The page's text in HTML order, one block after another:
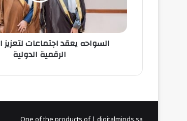
الدولية
السواحه يعقد اجتماعات
الرقمية الدولية